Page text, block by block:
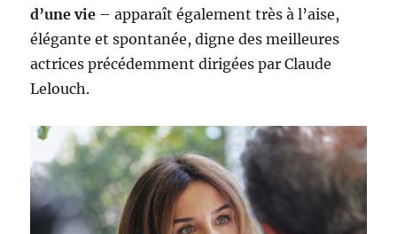
d’une vie – apparaît également très à l’aise,
élégante et spontanée, digne des meilleures
actrices précédemment dirigées par Claude
Lelouch.